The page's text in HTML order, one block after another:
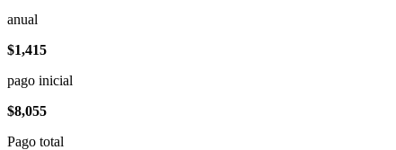
anual
$1,415
pago inicial
$8,055
Pago total